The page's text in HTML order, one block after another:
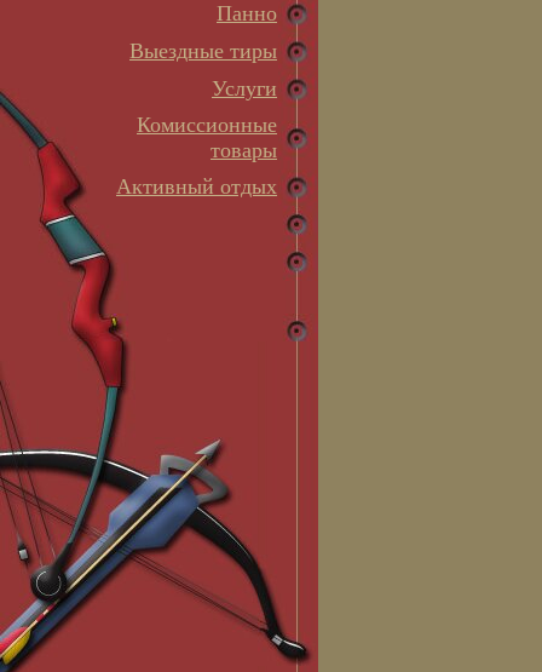
Панно
Выездные тиры
Услуги
Комиссионные
товары
Активный отдых